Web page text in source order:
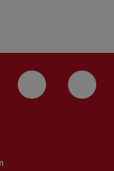
der TU
Kanal der TU
Facebook-